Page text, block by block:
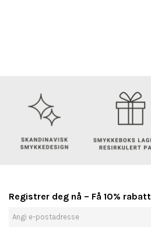
Registrer deg nå – Få 10% rabatt